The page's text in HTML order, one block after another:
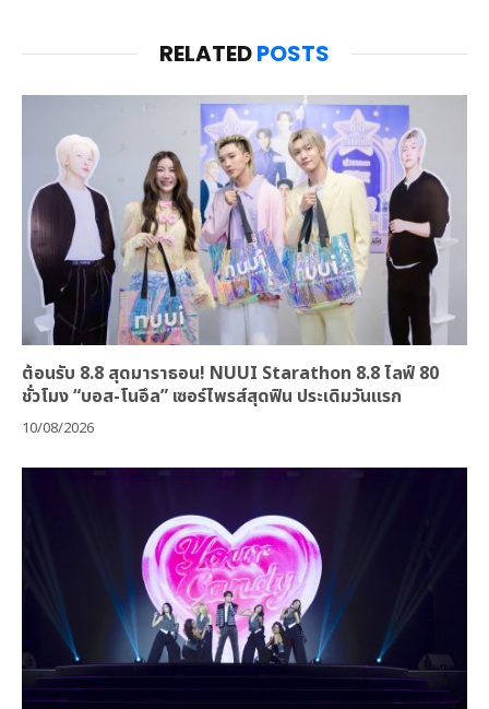
RELATEDPOSTS
ต้อนรับ 8.8 สุดมาราธอน! NUUI Starathon 8.8 ไลฟ์ 80
ชั่วโมง “บอส-โนอึล” เซอร์ไพรส์สุดฟิน ประเดิมวันแรก
10/08/2026